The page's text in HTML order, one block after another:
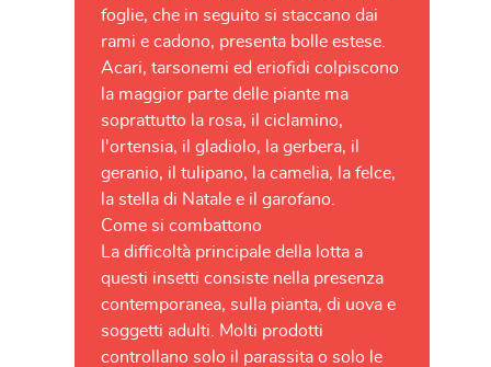
foglie, che in seguito si staccano dai
rami e cadono, presenta bolle estese.
Acari, tarsonemi ed eriofidi colpiscono
la maggior parte delle piante ma
soprattutto la rosa, il ciclamino,
l'ortensia, il gladiolo, la gerbera, il
geranio, il tulipano, la camelia, la felce,
la stella di Natale e il garofano.
Come si combattono
La difficoltà principale della lotta a
questi insetti consiste nella presenza
contemporanea, sulla pianta, di uova e
soggetti adulti. Molti prodotti
controllano solo il parassita o solo le